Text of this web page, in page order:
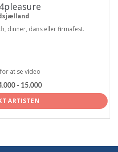
dinner, dans eller firmafest.
at se video
- 15.000
ARTISTEN